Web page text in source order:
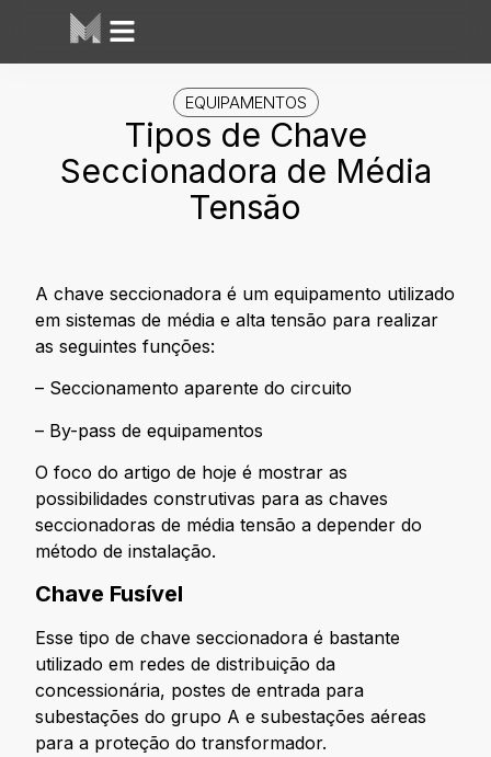
EQUIPAMENTOS
Tipos de Chave
Seccionadora de Média
Tensão
A chave seccionadora é um equipamento utilizado
em sistemas de média e alta tensão para realizar
as seguintes funções:
– Seccionamento aparente do circuito
– By-pass de equipamentos
O foco do artigo de hoje é mostrar as
possibilidades construtivas para as chaves
seccionadoras de média tensão a depender do
método de instalação.
Chave Fusível
Esse tipo de chave seccionadora é bastante
utilizado em redes de distribuição da
concessionária, postes de entrada para
subestações do grupo A e subestações aéreas
para a proteção do transformador.